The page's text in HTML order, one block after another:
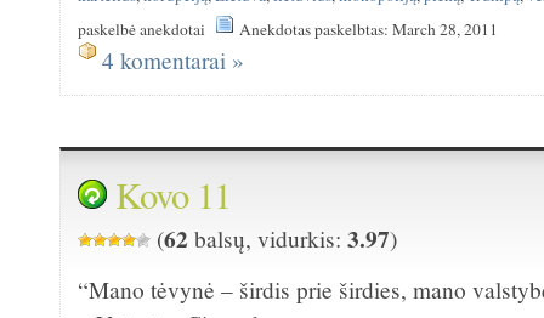
paskelbė anekdotai
Anekdotas paskelbtas: March 28, 2011
4 komentarai »
Kovo 11
(62 balsų, vidurkis:3.97)
“Mano tėvynė – širdis prie širdies, mano